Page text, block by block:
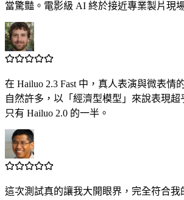
當驚豔。電影級 AI 終於接近專業製片現
在 Hailuo 2.3 Fast 中，真人表演與微表情
自然許多，以「經濟型模型」來說表現
只有 Hailuo 2.0 的一半。
這次測試真的讓我大開眼界，完全符合我